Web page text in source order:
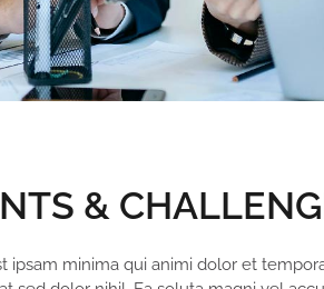
&
ipsam minima qui animi dolor et